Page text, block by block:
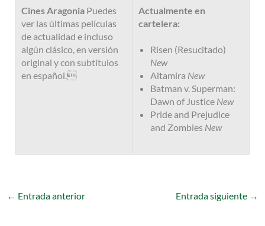
Cines Aragonia Puedes
ver las últimas películas
de actualidad e incluso
algún clásico, en versión
original y con subtítulos
en español.
Actualmente en
cartelera:
Risen (Resucitado)
New
Altamira New
Batman v. Superman:
Dawn of Justice New
Pride and Prejudice
and Zombies New
← Entrada anterior Entrada siguiente →